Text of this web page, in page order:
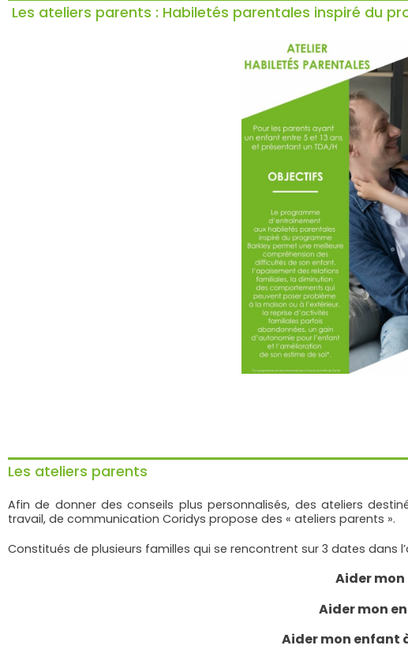
Les ateliers parents : Habiletés parentales inspiré du
Les ateliers parents
Afin de donner des conseils plus personnalisés, des ateliers
travail, de communication Coridys propose des « ateliers parents ».
Constitués de plusieurs familles qui se rencontrent sur 3 dates dans
Aider
Aider mon
Aider mon enfant